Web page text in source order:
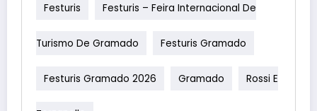
Festuris Festuris – Feira Internacional De
Turismo De Gramado Festuris Gramado
Festuris Gramado 2026 Gramado Rossi E